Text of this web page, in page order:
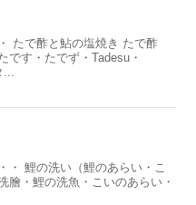
たで酢と鮎の塩焼き たで酢
です・たでず・Tadesu・
・ 鯉の洗い（鯉のあらい・こ
膾・鯉の洗魚・こいのあらい・